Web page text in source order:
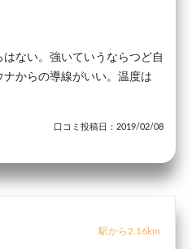
ない。強いていうならつど自
からの導線がいい。温度は
口コミ投稿日：2019/02/08
駅から2.16km